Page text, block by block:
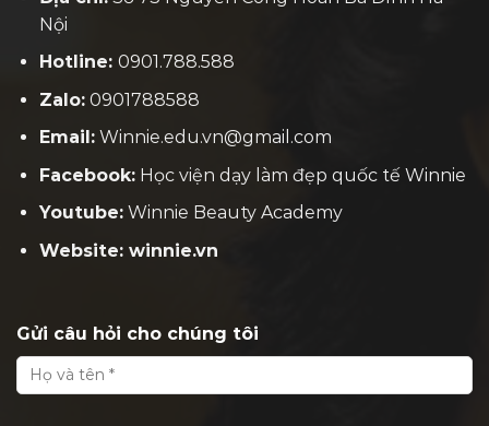
Nội
Hotline: 0901.788.588
Zalo:0901788588
Email:Winnie.edu.vn@gmail.com
Facebook:Học viện dạy làm đẹp quốc tế Winnie
Youtube:Winnie Beauty Academy
Website: winnie.vn
Gửi câu hỏi cho chúng tôi